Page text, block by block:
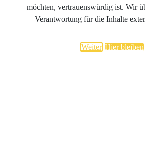
möchten, vertrauenswürdig ist. Wir
Verantwortung für die Inhalte
Weiter Hier bleiben